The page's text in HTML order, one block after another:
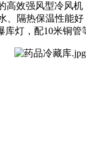
高效强风型冷
隔热保温性能
灯，配10米铜管